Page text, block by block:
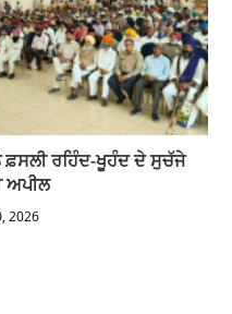
ਫ਼ਸਲੀ ਰਹਿੰਦ-ਖੂਹੰਦ ਦੇ ਸੁਚੱਜੇ
ਅਪੀਲ
2026